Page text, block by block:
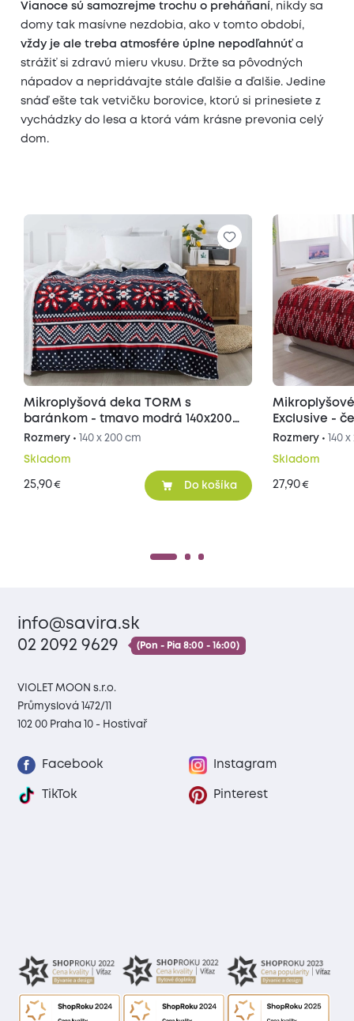
Vianoce sú samozrejme trochu o preháňaní, nikdy sa
domy tak masívne nezdobia, ako v tomto období,
vždy je ale treba atmosfére úplne nepodľahnúťa
strážiť si zdravú mieru vkusu. Držte sa pôvodných
nápadov a nepridávajte stále ďalšie a ďalšie. Jedine
snáď ešte tak vetvičku borovice, ktorú si prinesiete z
vychádzky do lesa a ktorá vám krásne prevonia celý
dom.
Mikroplyšová deka TORM s
baránkom - tmavo modrá 140x200
cm
Rozmery • 140 x 200 cm
Skladom
25,90€ Do košíka
Exclusive -
Rozmery • 140
Skladom
27,90€
info@savira.sk
02 2092 9629
(Pon - Pia 8:00 - 16:00)
VIOLET MOON s.r.o.
Průmyslová 1472/11
102 00 Praha 10 - Hostivař
Facebook Instagram
TikTok Pinterest